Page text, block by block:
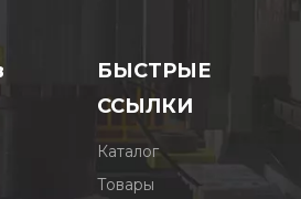
БЫСТРЫЕ
ССЫЛКИ
Каталог
Товары